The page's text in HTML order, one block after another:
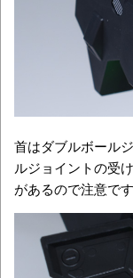
首はダブルボール
ルジョイントの受
があるので注意です